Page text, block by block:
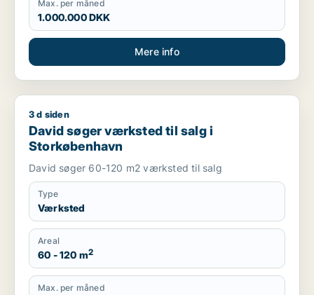
Max. per måned
1.000.000 DKK
Mere info
David søger værksted til salg i Storkøbenhavn
3 d siden
David søger værksted til salg i
Storkøbenhavn
David søger 60-120 m2 værksted til salg
Type
Værksted
Areal
60 - 120 m2
Max. per måned